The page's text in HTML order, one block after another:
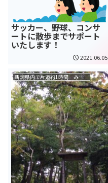
サッカー、野球、コンサ
ートに散歩までサポート
いたします！
2021.06.05
新潟県内で片道約1時間 みよタクおすすめ旅行